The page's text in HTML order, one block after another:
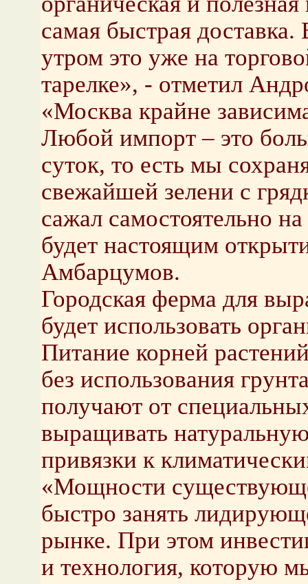
самая быстрая
утром это уже на
тарелке», - отметил
«Москва крайне
Любой импорт – это
суток, то есть мы
свежайшей зелени с
сажал самостоятельно
будет настоящим
Амбарцумов.
Городская ферма для
будет использовать
Питание корней
без использования
получают от
выращивать
привязки к
«Мощности
быстро занять
рынке. При этом
и технология, которую